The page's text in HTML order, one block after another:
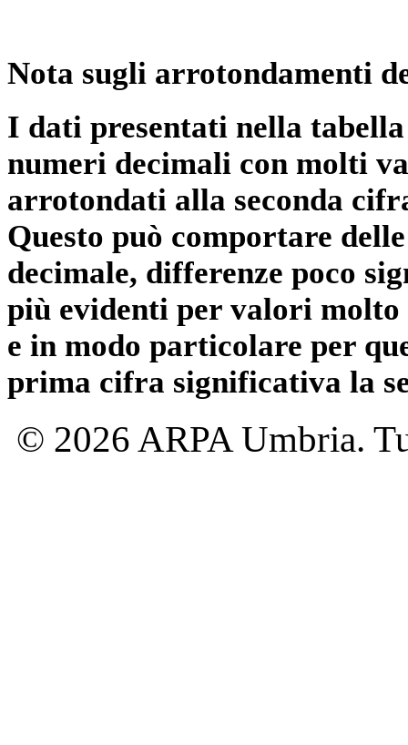
Nota sugli arrotondamenti
I dati presentati nella
numeri decimali con molti
arrotondati alla seconda
Questo può comportare
decimale, differenze poco
più evidenti per valori
e in modo particolare per
prima cifra significativa la
© 2026 ARPA Umbria.